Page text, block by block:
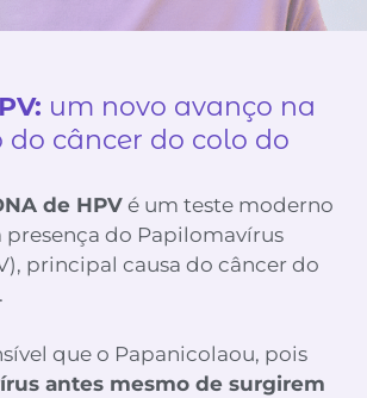
um novo avanço na
do câncer do colo do
de HPV é um teste moderno
presença do Papilomavírus
principal causa do câncer do
que o Papanicolaou, pois
antes mesmo de surgirem